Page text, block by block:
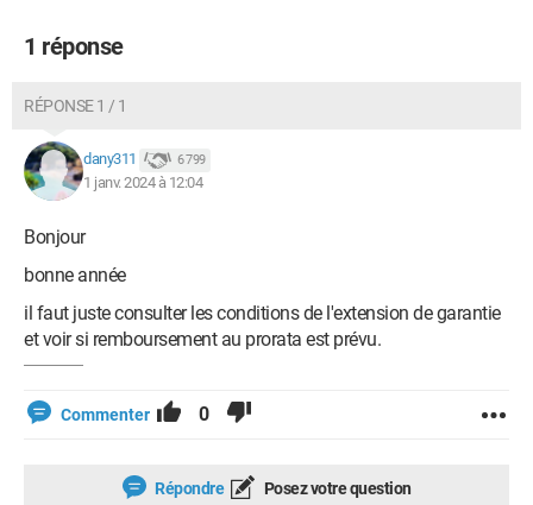
1 réponse
RÉPONSE 1 / 1
dany311 6 799
1 janv. 2024 à 12:04
Bonjour
bonne année
il faut juste consulter les conditions de l'extension de garantie
et voir si remboursement au prorata est prévu.
Commenter 0
Répondre Posez votre question